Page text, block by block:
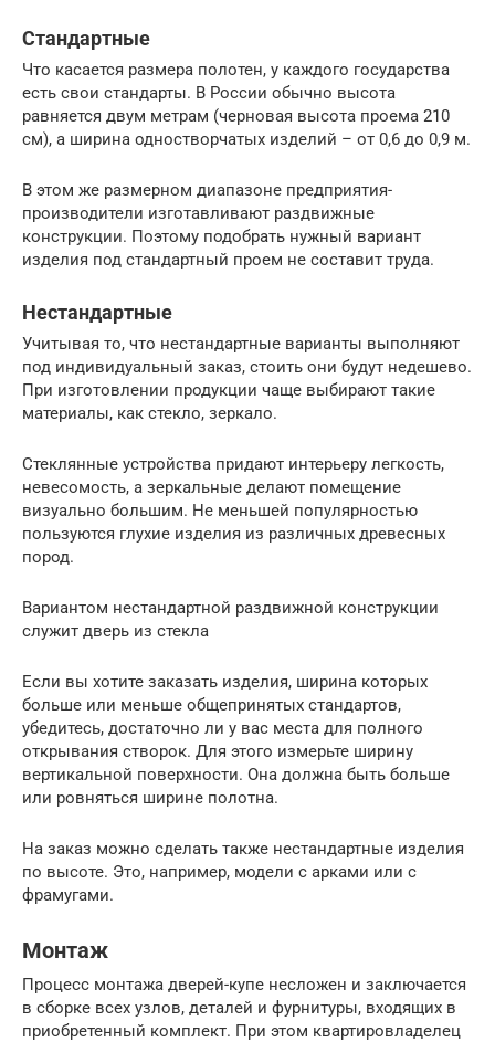
Стандартные
Что касается размера полотен, у каждого государства
есть свои стандарты. В России обычно высота
равняется двум метрам (черновая высота проема 210
см), а ширина одностворчатых изделий – от 0,6 до 0,9 м.
В этом же размерном диапазоне предприятия-
производители изготавливают раздвижные
конструкции. Поэтому подобрать нужный вариант
изделия под стандартный проем не составит труда.
Нестандартные
Учитывая то, что нестандартные варианты выполняют
под индивидуальный заказ, стоить они будут недешево.
При изготовлении продукции чаще выбирают такие
материалы, как стекло, зеркало.
Стеклянные устройства придают интерьеру легкость,
невесомость, а зеркальные делают помещение
визуально большим. Не меньшей популярностью
пользуются глухие изделия из различных древесных
пород.
Вариантом нестандартной раздвижной конструкции
служит дверь из стекла
Если вы хотите заказать изделия, ширина которых
больше или меньше общепринятых стандартов,
убедитесь, достаточно ли у вас места для полного
открывания створок. Для этого измерьте ширину
вертикальной поверхности. Она должна быть больше
или ровняться ширине полотна.
На заказ можно сделать также нестандартные изделия
по высоте. Это, например, модели с арками или с
фрамугами.
Монтаж
Процесс монтажа дверей-купе несложен и заключается
в сборке всех узлов, деталей и фурнитуры, входящих в
приобретенный комплект. При этом квартировладелец